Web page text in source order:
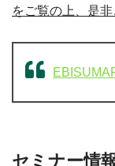
をご覧の上、是非
セミナー情